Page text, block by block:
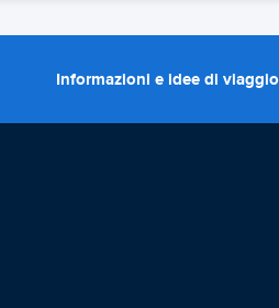
Informazioni e idee di viaggio